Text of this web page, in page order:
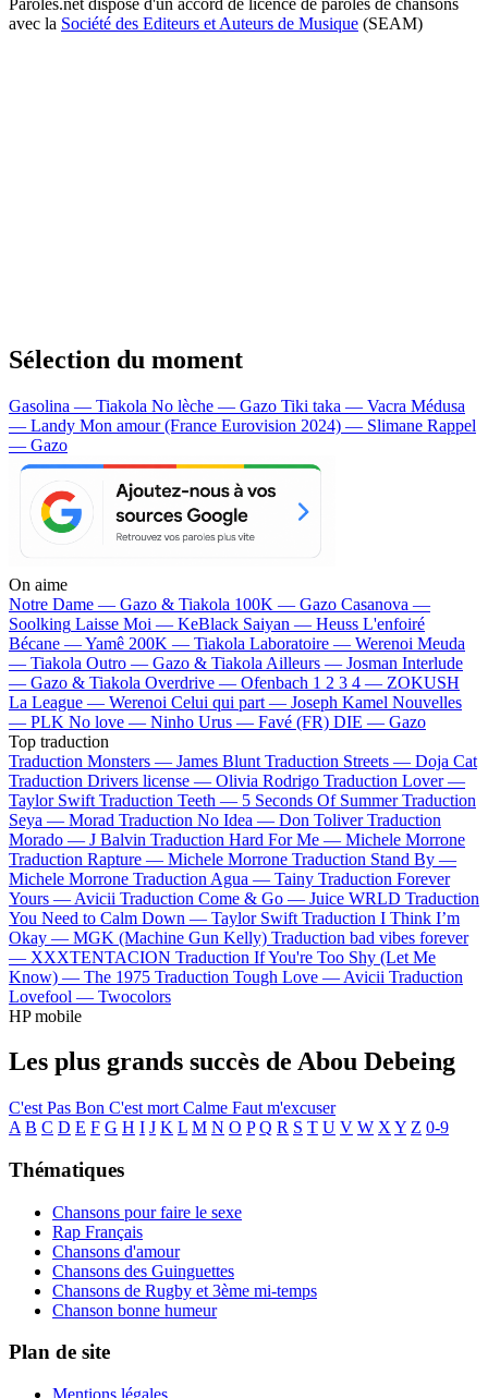
avec la Société des Editeurs et Auteurs de Musique (SEAM)
Sélection du moment
Gasolina — Tiakola No lèche — Gazo Tiki taka — Vacra Médusa
— Landy Mon amour (France Eurovision 2024) — Slimane Rappel
— Gazo
On aime
Notre Dame — Gazo & Tiakola 100K — Gazo Casanova —
Soolking Laisse Moi — KeBlack Saiyan — Heuss L'enfoiré
Bécane —Yamê 200K — Tiakola Laboratoire — Werenoi Meuda
— Tiakola Outro — Gazo & Tiakola Ailleurs — Josman Interlude
— Gazo & Tiakola Overdrive — Ofenbach 1 2 3 4 — ZOKUSH
La League — Werenoi Celui qui part — Joseph Kamel Nouvelles
— PLK No love — Ninho Urus — Favé (FR) DIE — Gazo
Top traduction
Traduction Monsters — James Blunt Traduction Streets — Doja Cat
Traduction Drivers license — Olivia Rodrigo Traduction Lover —
Taylor Swift Traduction Teeth — 5 Seconds Of Summer Traduction
Seya — Morad Traduction No Idea — Don Toliver Traduction
Morado — J Balvin Traduction Hard For Me — Michele Morrone
Traduction Rapture — Michele Morrone Traduction Stand By —
Michele Morrone Traduction Agua — Tainy Traduction Forever
Yours — Avicii Traduction Come & Go — Juice WRLD Traduction
You Need to Calm Down — Taylor Swift Traduction I Think I’m
Okay — MGK (Machine Gun Kelly) Traduction bad vibes forever
— XXXTENTACION Traduction If You're Too Shy (Let Me
Know) — The 1975 Traduction Tough Love — Avicii Traduction
Lovefool — Twocolors
HP mobile
Les plus grands succès de Abou Debeing
C'est Pas Bon C'est mort Calme Faut m'excuser
A B C D E F G H I J K L M N O P Q R S T U V W X Y Z 0-9
Thématiques
Chansons pour faire le sexe
Rap Français
Chansons d'amour
Chansons des Guinguettes
Chansons de Rugby et 3ème mi-temps
Chanson bonne humeur
Plan de site